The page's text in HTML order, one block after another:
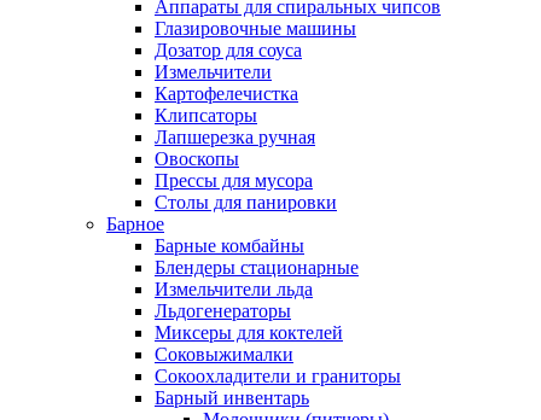
Аппараты для спиральных чипсов
Глазировочные машины
Дозатор для соуса
Измельчители
Картофелечистка
Клипсаторы
Лапшерезка ручная
Овоскопы
Прессы для мусора
Столы для панировки
Барное
Барные комбайны
Блендеры стационарные
Измельчители льда
Льдогенераторы
Миксеры для коктелей
Соковыжималки
Сокоохладители и граниторы
Барный инвентарь